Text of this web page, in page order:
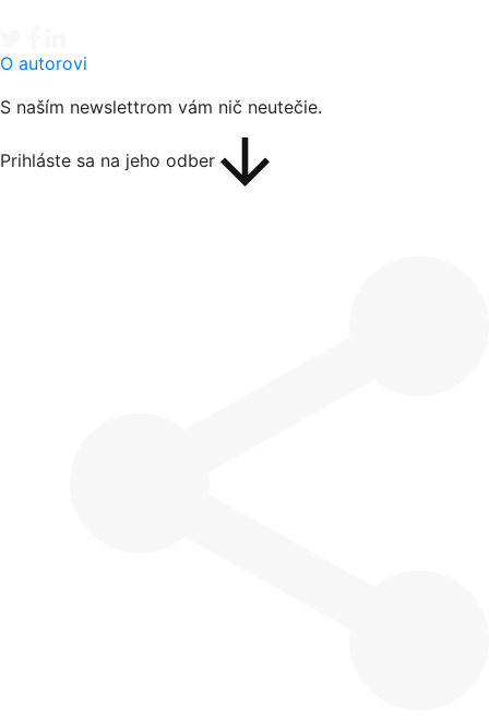
O autorovi
S naším newslettrom vám nič neutečie.
Prihláste sa na jeho odber